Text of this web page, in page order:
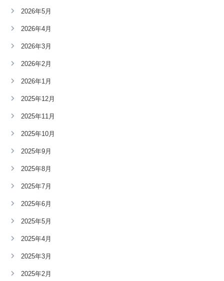
2026年5月
2026年4月
2026年3月
2026年2月
2026年1月
2025年12月
2025年11月
2025年10月
2025年9月
2025年8月
2025年7月
2025年6月
2025年5月
2025年4月
2025年3月
2025年2月